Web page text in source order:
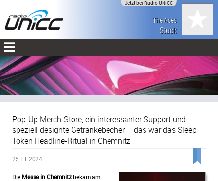
Jetzt bei Radio UNiCC
The Aces
Stuck
Pop-Up Merch-Store, ein interessanter Support und
speziell designte Getränkebecher – das war das Sleep
Token Headline-Ritual in Chemnitz
25.11.2024
Die Messe in Chemnitzbekam am